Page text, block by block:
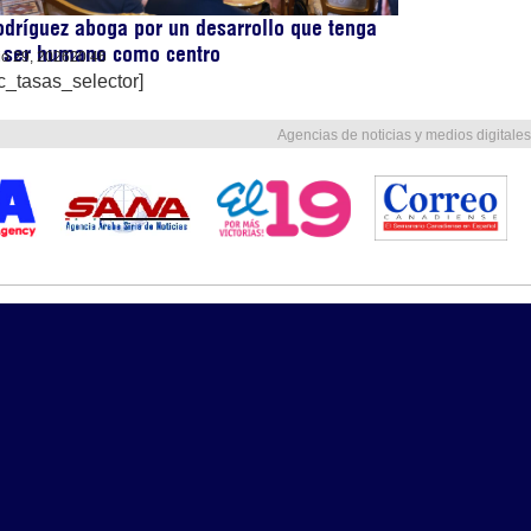
aboga por un desarrollo que tenga
humano como centro
29, 202620:46
Agencias de noticias y medios digitales